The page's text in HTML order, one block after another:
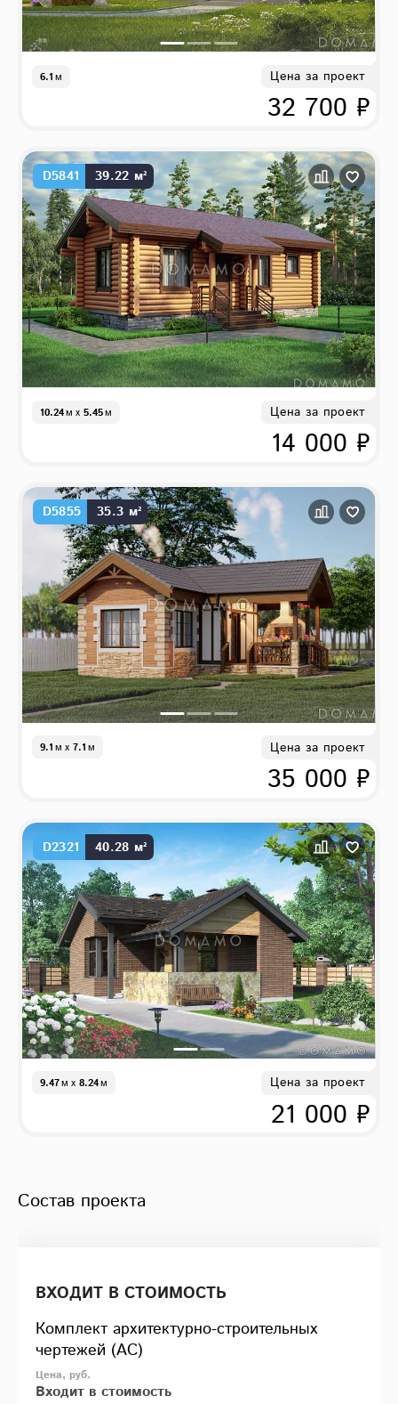
6.1м Цена за проект
32 700 ₽
D5841 39.22 м²
10.24м x 5.45м Цена за проект
14 000 ₽
D5855 35.3 м²
9.1м x 7.1м Цена за проект
35 000 ₽
D2321 40.28 м²
9.47м x 8.24м Цена за проект
21 000 ₽
Состав проекта
ВХОДИТ В СТОИМОСТЬ
Комплект архитектурно-строительных
чертежей (АС)
Входит в стоимость